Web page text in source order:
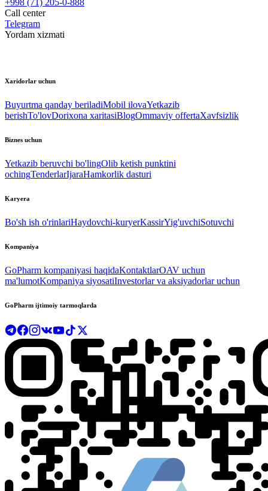
+998 (71) 205-0-888
Call center
Telegram
Yordam xizmati
Xaridorlar uchun
Buyurtma qanday beriladiMobil ilovaYetkazib
berishTo'lovDorixona xaritasiBlogOmmaviy offertaXavfsizlik
Biznes uchun
Yetkazib beruvchi bo'lingOlib ketish punktini
ochingTenderlarIjaraHamkorlik dasturi
Karyera
Bo'sh ish o'rinlariHaydovchi-kuryerKassirYig'uvchiSotuvchi
Kompaniya
GoPharm kompaniyasi haqidaKontaktlarOAV uchun
ma'lumotKompaniya siyosatiInvestorlar va aksiyadorlar uchun
GoPharm ijtimoiy tarmoqlarda